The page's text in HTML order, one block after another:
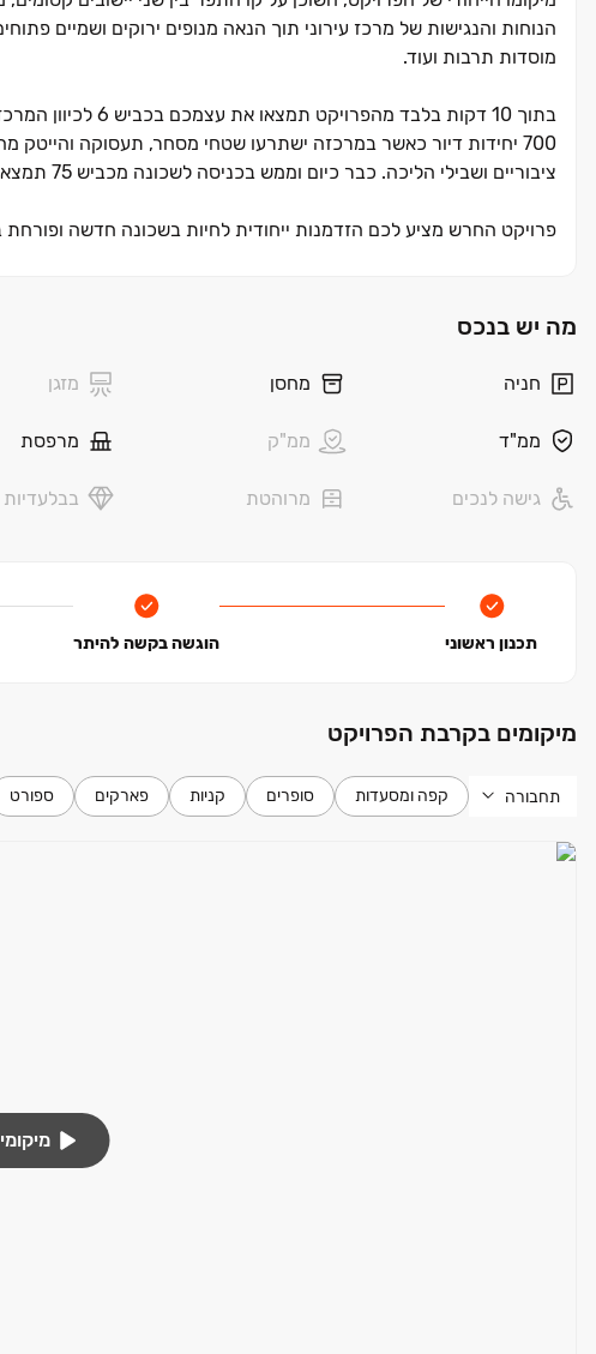
הנוחות והנגישות של מרכז עירוני תוך הנאה מנופים ירוקים ושמיים
מוסדות תרבות ועוד.
בתוך ‏10 דקות בלבד מהפרויקט תמצאו את עצמכם בכביש ‏6 לכיוון המרכז ותוך ‏20 דקות תגיעו לחיפה ולקריות. בסיום הבניה תכלול השכונה ‏4.‏
700 יחידות דיור כאשר במרכזה ישתרעו שטחי מסחר, תעסוקה
ציבוריים ושבילי הליכה. כבר כיום וממש בכניסה לשכונה מכביש ‏75 תמצאו מרכז קניות חדיש ומודרני של "ביג" שנפתח ממש בימים אלו.
פרויקט החרש מציע לכם הזדמנות ייחודית לחיות בשכונה חדשה
מה יש בנכס
חניה מחסן מזגן
ממ"ד ממ"ק מרפסת
גישה לנכים מרוהטת בבלעדיות
תכנון ראשוני הוגשה בקשה להיתר
מיקומים בקרבת הפרויקט
תחבורה קפה ומסעדות סופרים קניות פארקים ספורט